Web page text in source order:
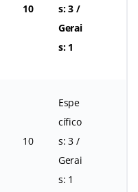
10
s: 3 /
Gerai
s: 1
10
Espe
cífico
s: 3 /
Gerai
s: 1